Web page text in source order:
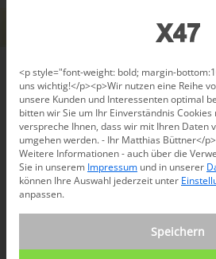
X47@X47.com
/ Shop / Terminplaner / Timer A5+Quer
<p style="font-weight: bold; margin-
uns wichtig!</p><p>Wir nutzen eine Reihe
unsere Kunden und Interessenten optimal
bitten wir Sie um Ihr Einverständnis
verspreche Ihnen, dass wir mit Ihren Daten
umgehen werden. - Ihr Matthias Büttner</p>
Weitere Informationen - auch über die
Sie in unserem Impressum und in unserer
können Ihre Auswahl jederzeit unter
anpassen.
Speichern